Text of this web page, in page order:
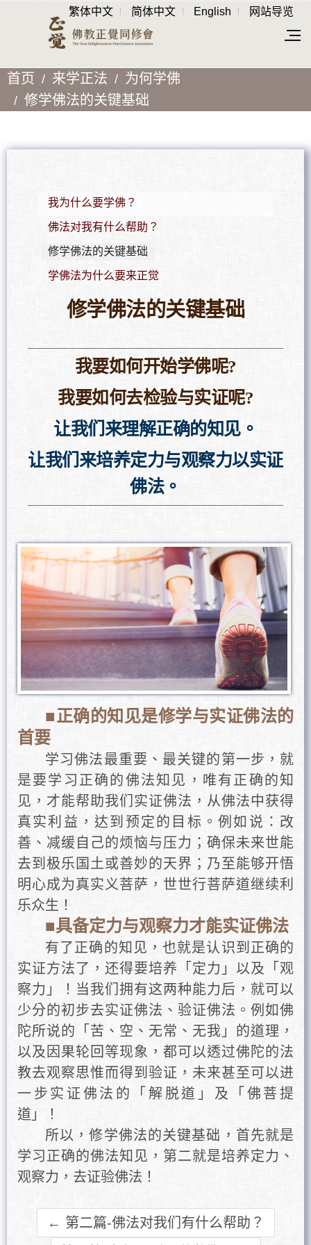
繁体中文 简体中文 English 网站导览
首页 来学正法
为何学佛
修学佛法的关键基础
我为什么要学佛？
佛法对我有什么帮助？
修学佛法的关键基础
学佛法为什么要来正觉
修学佛法的关键基础
我要如何开始学佛呢?
我要如何去检验与实证呢?
让我们来理解正确的知见。
让我们来培养定力与观察力以实证
佛法。
■正确的知见是修学与实证佛法的
首要
学习佛法最重要、最关键的第一步，就
是要学习正确的佛法知见，唯有正确的知
见，才能帮助我们实证佛法，从佛法中获得
真实利益，达到预定的目标。例如说：改
善、减缓自己的烦恼与压力；确保未来世能
去到极乐国土或善妙的天界；乃至能够开悟
明心成为真实义菩萨，世世行菩萨道继续利
乐众生！
■具备定力与观察力才能实证佛法
有了正确的知见，也就是认识到正确的
实证方法了，还得要培养「定力」以及「观
察力」！当我们拥有这两种能力后，就可以
少分的初步去实证佛法、验证佛法。例如佛
陀所说的「苦、空、无常、无我」的道理，
以及因果轮回等现象，都可以透过佛陀的法
教去观察思惟而得到验证，未来甚至可以进
一步实证佛法的「解脱道」及「佛菩提
道」！
所以，修学佛法的关键基础，首先就是
学习正确的佛法知见，第二就是培养定力、
观察力，去证验佛法！
← 第二篇-佛法对我们有什么帮助？